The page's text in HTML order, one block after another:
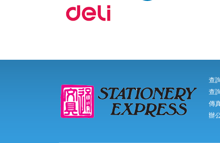
查
查
傳
辦